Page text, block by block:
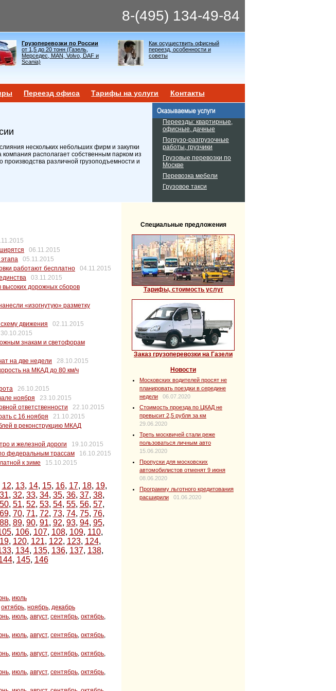
8-(495) 134-49-84
Грузоперевозки по России
от 1,5 до 20 тонн (Газель,
Мерседес, MAN, Volvo, DAF и
Scania)
Как осуществить офисный
переезд, особенности и
советы
Переезд офиса Тарифы на услуги Контакты
нескольких небольших фирм и закупки
располагает собственным парком из
производства различной грузоподъемности и
Переезды: квартирные,
офисные, дачные
Погрузо-разгрузочные
работы, грузчики
Грузовые перевозки по
Москве
Перевозка мебели
Грузовое такси
06.11.2015
05.11.2015
работают бесплатно
04.11.2015
03.11.2015
высоких дорожных сборов
«изогнутую» разметку
движения
02.11.2015
30.10.2015
знакам и светофорам
на две недели
28.10.2015
на МКАД до 80 км/ч
26.10.2015
ноября
23.10.2015
ответственности
22.10.2015
с 16 ноября
21.10.2015
в реконструкцию МКАД
и железной дороги
19.10.2015
федеральным трассам
16.10.2015
к зиме
15.10.2015
12, 13, 14, 15, 16, 17, 18, 19,
31, 32, 33, 34, 35, 36, 37, 38,
50, 51, 52, 53, 54, 55, 56, 57,
69, 70, 71, 72, 73, 74, 75, 76,
88, 89, 90, 91, 92, 93, 94, 95,
, 106, 107, 108, 109, 110,
, 120, 121, 122, 123, 124,
, 134, 135, 136, 137, 138,
, 145, 146
, июль
октябрь, ноябрь, декабрь
, июль, август, сентябрь, октябрь,
, июль, август, сентябрь, октябрь,
, июль, август, сентябрь, октябрь,
, июль, август, сентябрь, октябрь,
Специальные предложения
Тарифы, стоимость услуг
Заказ грузоперевозки на Газели
Новости
Московских водителей просят не
планировать поездки в середине
недели
06.07.2020
Стоимость проезда по ЦКАД не
превысит 2,5 рубля за км
29.06.2020
Треть москвичей стали реже
пользоваться личным авто
15.06.2020
Пропуски для московских
автомобилистов отменят 9 июня
08.06.2020
Программу льготного кредитования
расширили
01.06.2020